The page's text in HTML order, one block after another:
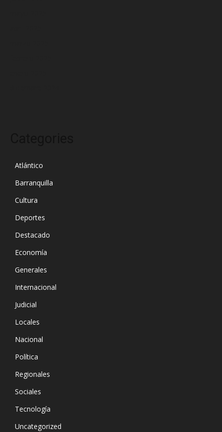
Atlántico
Barranquilla
Cultura
Deportes
Destacado
Economía
Generales
Internacional
Judicial
Locales
Nacional
Política
Regionales
Sociales
Tecnología
Uncategorized